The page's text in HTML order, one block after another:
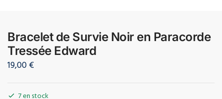
Bracelet de Survie Noir en Paracorde
Tressée Edward
19,00€